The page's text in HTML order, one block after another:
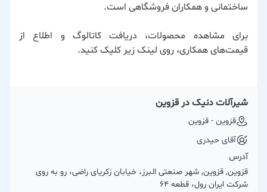
ساختمانی و همکاران فروشگاهی است.
برای مشاهده محصولات، دریافت کاتالوگ و اطلاع از
قیمت‌های همکاری، روی لینک زیر کلیک کنید.
شیرآلات دنیک در قزوین
قزوین - قزوین
آقای حیدری
آدرس
قزوین, قزوین, شهر صنعتی البرز، خیابان زکریای راضی، رو به روی
شرکت ایران رول، قطعه 64